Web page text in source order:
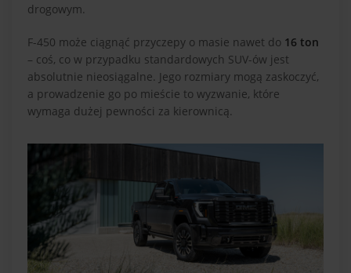
drogowym.
F-450 może ciągnąć przyczepy o masie nawet do 16 ton
– coś, co w przypadku standardowych SUV-ów jest
absolutnie nieosiągalne. Jego rozmiary mogą zaskoczyć,
a prowadzenie go po mieście to wyzwanie, które
wymaga dużej pewności za kierownicą.